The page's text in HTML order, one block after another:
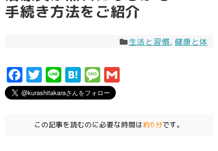
手続き方法をご紹介
生活と習慣,健康と体
F
a
c
T
w
it
t
e
Li
n
e
H
a
t
e
n
M
e
s
s
a
l
この記事を読むのに必要な時間は約6分です。